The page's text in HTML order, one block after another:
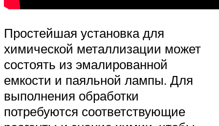
Простейшая установка для
химической металлизации может
состоять из эмалированной
емкости и паяльной лампы. Для
выполнения обработки
потребуются соответствующие